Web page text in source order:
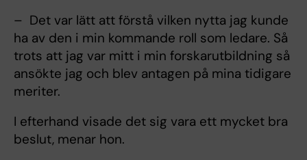
– Det var lätt att förstå vilken nytta jag kunde
ha av den i min kommande roll som ledare. Så
trots att jag var mitt i min forskarutbildning så
ansökte jag och blev antagen på mina tidigare
meriter.
I efterhand visade det sig vara ett mycket bra
beslut, menar hon.